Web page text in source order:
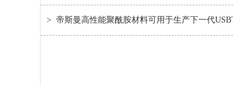
> 帝斯曼高性能聚酰胺材料可用于生产下一代